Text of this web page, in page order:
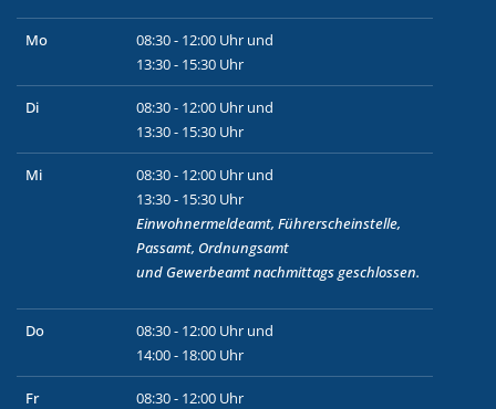
Mo
08:30 - 12:00 Uhr und
13:30 - 15:30 Uhr
Di
08:30 - 12:00 Uhr und
13:30 - 15:30 Uhr
Mi
08:30 - 12:00 Uhr und
13:30 - 15:30 Uhr
Einwohnermeldeamt, Führerscheinstelle,
Passamt, Ordnungsamt
und Gewerbeamtnachmittags geschlossen.
Do
08:30 - 12:00 Uhr und
14:00 - 18:00 Uhr
Fr 08:30 - 12:00 Uhr